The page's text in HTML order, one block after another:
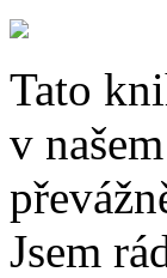
Tato
v
Jsem